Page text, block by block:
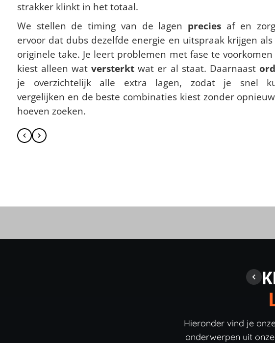
strakker klinkt in het totaal.
We stellen de timing van de lagen precies af en
ervoor dat dubs dezelfde energie en uitspraak krijgen als
originele take. Je leert problemen met fase te voorkomen
kiest alleen wat versterkt wat er al staat. Daarnaast
je overzichtelijk alle extra lagen, zodat je snel
vergelijken en de beste combinaties kiest zonder
hoeven zoeken.
Hieronder vind je
onderwerpen uit onze